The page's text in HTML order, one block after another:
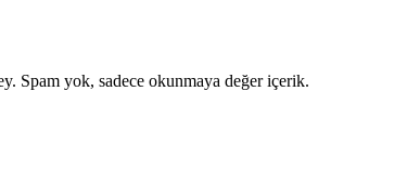
Spam yok, sadece okunmaya değer içerik.